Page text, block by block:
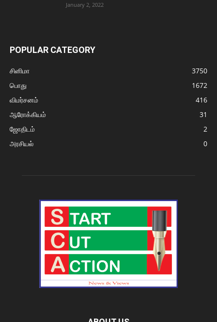
January 2, 2022
POPULAR CATEGORY
சினிமா
3750
பொது
1672
விமர்சனம்
416
ஆரோக்கியம்
31
ஜோதிடம்
2
அரசியல்
0